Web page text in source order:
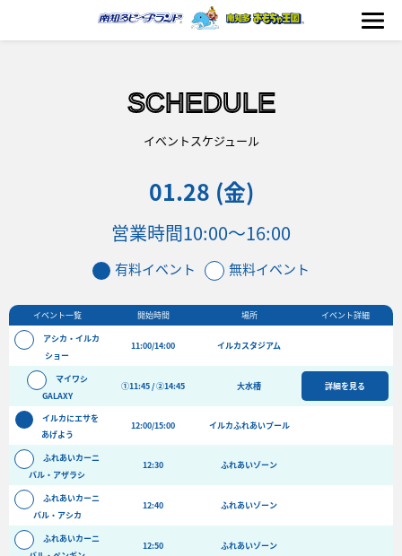
イベント
フード&ショップ
海の生きもの
おもちゃ王国
よくある質問
団体向けプラン情報 ビーチランド支援プログラム
SCHEDULE
イベントスケジュール
01.28 (金)
営業時間10:00～16:00
有料イベント 無料イベント
イベント一覧 開始時間 場所 イベント詳細
アシカ・イルカ
ショー
11:00/14:00 イルカスタジアム
マイワシ
GALAXY
①11:45 / ②14:45 大水槽 詳細を見る
イルカにエサを
あげよう
12:00/15:00 イルカふれあいプール
ふれあいカーニ
バル・アザラシ
12:30 ふれあいゾーン
ふれあいカーニ
バル・アシカ
12:40 ふれあいゾーン
ふれあいカーニ
12:50 ふれあいゾーン